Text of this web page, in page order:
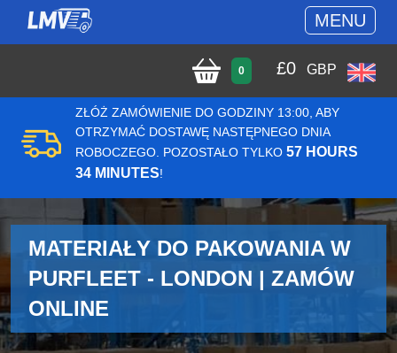
MENU
0 £0 GBP
ZŁÓŻ ZAMÓWIENIE DO GODZINY 13:00, ABY
OTRZYMAĆ DOSTAWĘ NASTĘPNEGO DNIA
ROBOCZEGO. POZOSTAŁO TYLKO 57 HOURS
34 MINUTES!
MATERIAŁY DO PAKOWANIA W
PURFLEET - LONDON | ZAMÓW
ONLINE